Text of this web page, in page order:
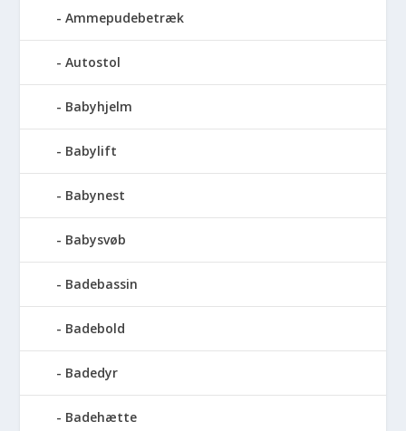
Ammepudebetræk
Autostol
Babyhjelm
Babylift
Babynest
Babysvøb
Badebassin
Badebold
Badedyr
Badehætte